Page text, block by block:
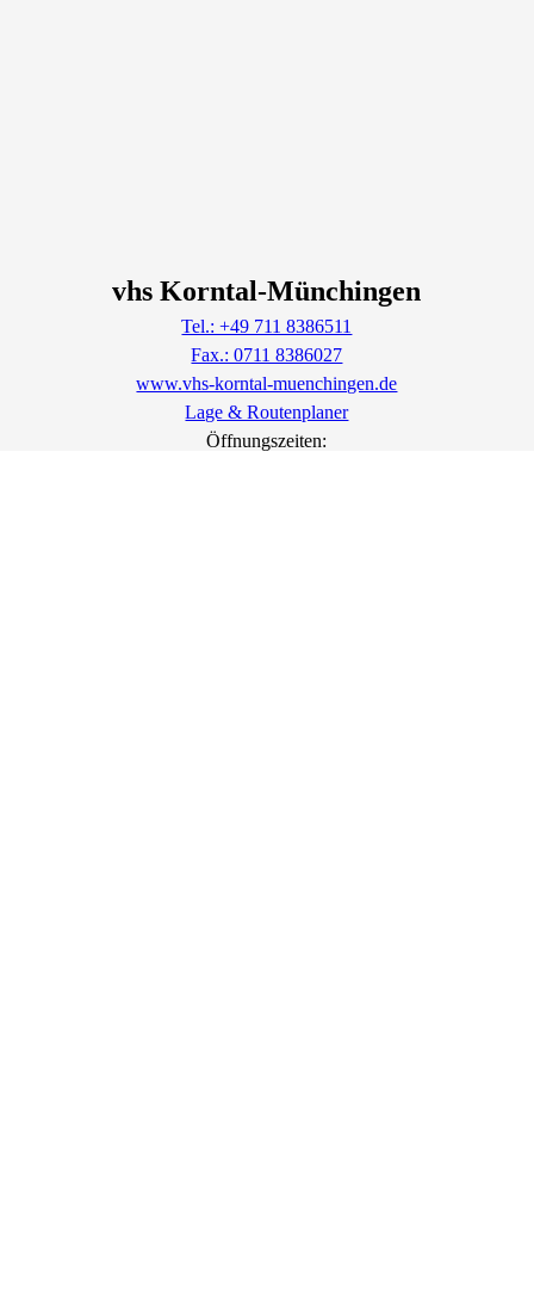
vhs Korntal-Münchingen
Tel.: +49 711 8386511
Fax.: 0711 8386027
www.vhs-korntal-muenchingen.de
Lage & Routenplaner
Öffnungszeiten: